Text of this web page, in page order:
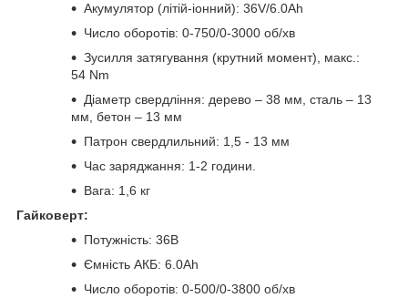
Акумулятор (літій-іонний): 36V/6.0Ah
Число оборотів: 0-750/0-3000 об/хв
Зусилля затягування (крутний момент), макс.:
54 Nm
Діаметр свердління: дерево – 38 мм, сталь – 13
мм, бетон – 13 мм
Патрон свердлильний: 1,5 - 13 мм
Час заряджання: 1-2 години.
Вага: 1,6 кг
Гайковерт:
Потужність: 36В
Ємність АКБ: 6.0Ah
Число оборотів: 0-500/0-3800 об/хв